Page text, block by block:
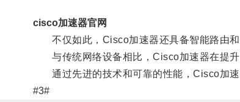
cisco加速器官网
不仅如此，Cisco加速器还具备智能路由和
与传统网络设备相比，Cisco加速器在提升
通过先进的技术和可靠的性能，Cisco加速
#3#